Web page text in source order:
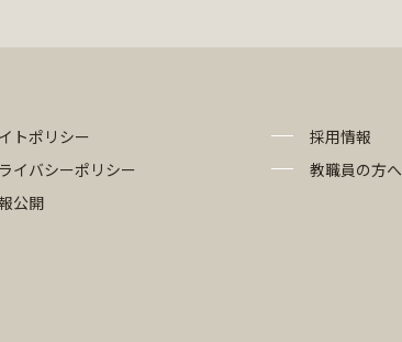
トポリシー
イバシーポリシー
公開
採用情報
教職員の方へ